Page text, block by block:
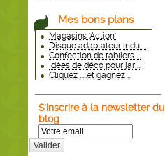
Mes bons plans
Magasins 'Action'
Disque adaptateur indu ...
Confection de tabliers ...
Idées de déco pour jar ...
Cliquez .....et gagnez ...
S'inscrire à la newsletter du
blog
Valider